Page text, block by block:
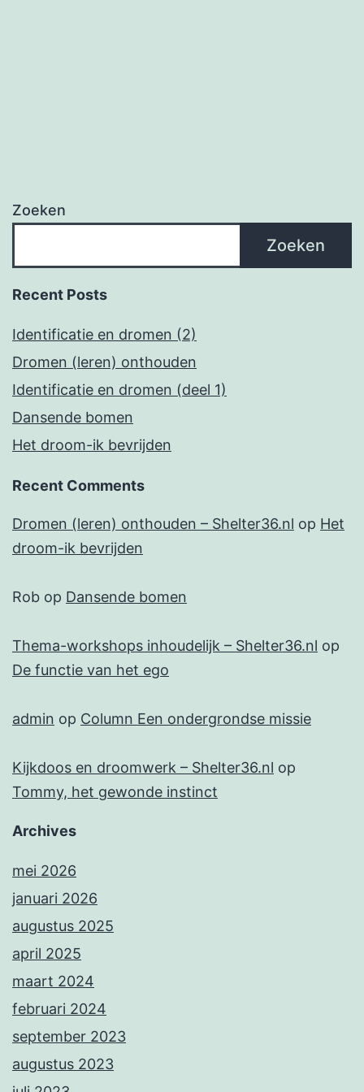
Zoeken
Zoeken
Recent Posts
Identificatie en dromen (2)
Dromen (leren) onthouden
Identificatie en dromen (deel 1)
Dansende bomen
Het droom-ik bevrijden
Recent Comments
Dromen (leren) onthouden – Shelter36.nl op Het
droom-ik bevrijden
Rob op Dansende bomen
Thema-workshops inhoudelijk – Shelter36.nl op
De functie van het ego
admin op Column Een ondergrondse missie
Kijkdoos en droomwerk – Shelter36.nl op
Tommy, het gewonde instinct
Archives
mei 2026
januari 2026
augustus 2025
april 2025
maart 2024
februari 2024
september 2023
augustus 2023